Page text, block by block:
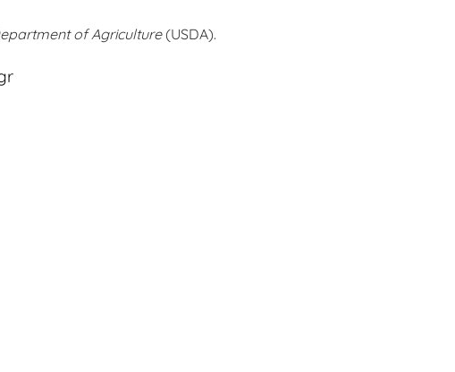
of Agriculture(USDA).